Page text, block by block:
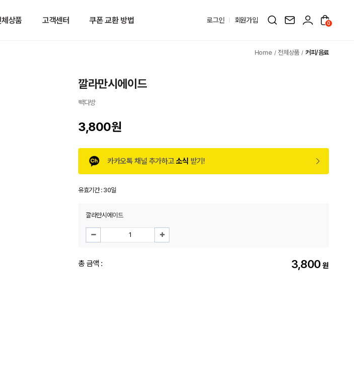
체상품 고객센터 쿠폰 교환 방법 로그인 회원가입 0
전체상품 커피/음료
깔라만시에이드
빽다방
3,800원
카카오톡 채널 추가하고소식 받기!
유효기간 :30일
깔라만시에이드
총 금액 : 3,800 원